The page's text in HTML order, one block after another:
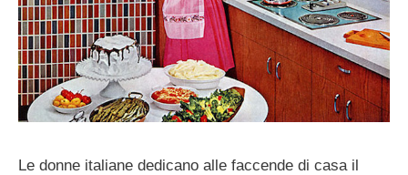
Le donne italiane dedicano alle faccende di casa il